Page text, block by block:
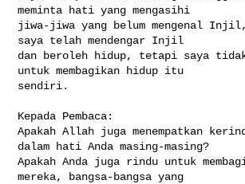
meminta hati yang mengasihi
jiwa-jiwa yang belum mengenal
saya telah mendengar Injil
dan beroleh hidup, tetapi saya
untuk membagikan hidup itu
sendiri.
Kepada Pembaca:
Apakah Allah juga menempatkan
dalam hati Anda masing-masing?
Apakah Anda juga rindu untuk
mereka, bangsa-bangsa yang